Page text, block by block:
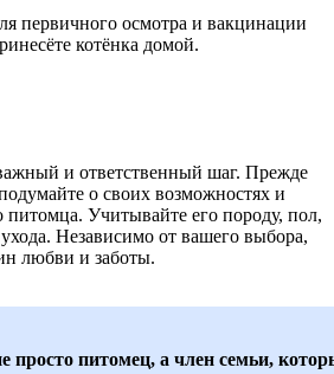
первичного осмотра и вакцинации
котёнка домой.
и ответственный шаг. Прежде
о своих возможностях и
питомца. Учитывайте его породу, пол,
Независимо от вашего выбора,
любви и заботы.
просто питомец, а член семьи,